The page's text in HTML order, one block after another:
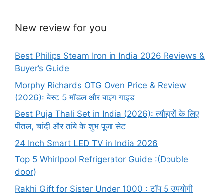
New review for you
Best Philips Steam Iron in India 2026 Reviews &
Buyer’s Guide
Morphy Richards OTG Oven Price & Review
(2026): बेस्ट 5 मॉडल और बाइंग गाइड
Best Puja Thali Set in India (2026): त्यौहारों के लिए
पीतल, चांदी और तांबे के शुभ पूजा सेट
24 Inch Smart LED TV in India 2026
Top 5 Whirlpool Refrigerator Guide :(Double
door)
Rakhi Gift for Sister Under 1000 : टॉप 5 उपयोगी